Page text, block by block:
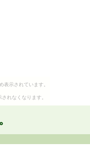
表示されています。
れなくなります。